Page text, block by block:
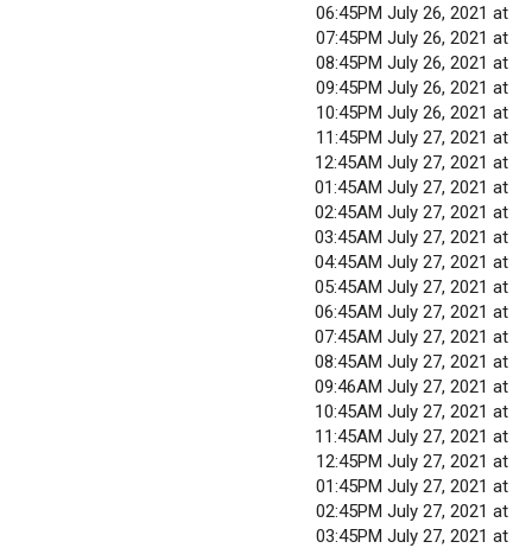
06:45PM July 26, 2021 at
07:45PM July 26, 2021 at
08:45PM July 26, 2021 at
09:45PM July 26, 2021 at
10:45PM July 26, 2021 at
11:45PM July 27, 2021 at
12:45AM July 27, 2021 at
01:45AM July 27, 2021 at
02:45AM July 27, 2021 at
03:45AM July 27, 2021 at
04:45AM July 27, 2021 at
05:45AM July 27, 2021 at
06:45AM July 27, 2021 at
07:45AM July 27, 2021 at
08:45AM July 27, 2021 at
09:46AM July 27, 2021 at
10:45AM July 27, 2021 at
11:45AM July 27, 2021 at
12:45PM July 27, 2021 at
01:45PM July 27, 2021 at
02:45PM July 27, 2021 at
03:45PM July 27, 2021 at